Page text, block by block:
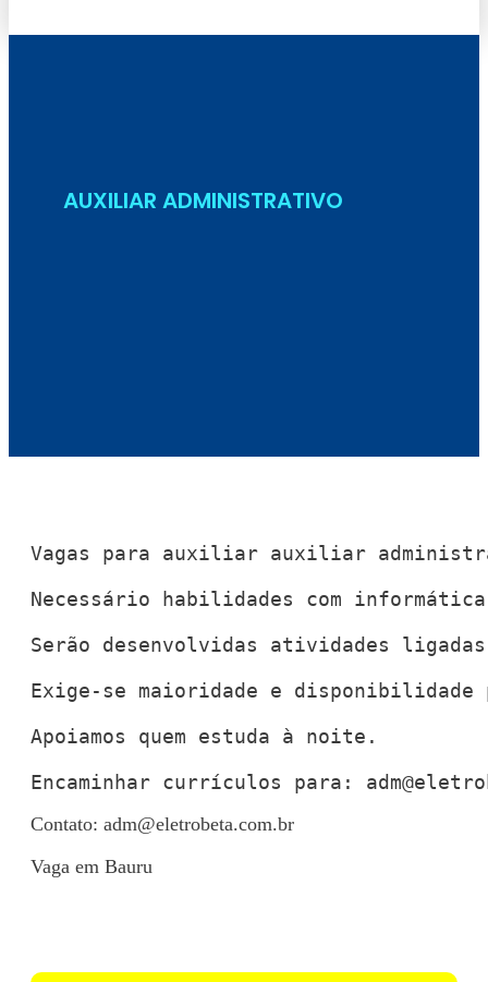
AUXILIAR ADMINISTRATIVO
Vagas para auxiliar auxiliar
Necessário habilidades com
Serão desenvolvidas atividades
Exige-se maioridade e
Apoiamos quem estuda à noite.
Encaminhar currículos para:
Contato: adm@eletrobeta.com.br
Vaga em Bauru